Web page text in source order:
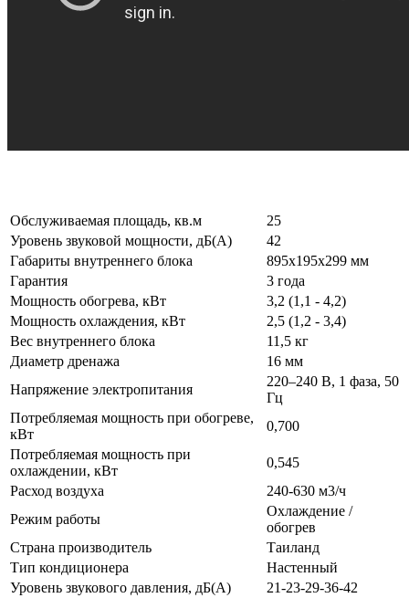
Обслуживаемая площадь, кв.м
25
Уровень звуковой мощности, дБ(А)
42
Габариты внутреннего блока
895х195х299 мм
Гарантия
3 года
Мощность обогрева, кВт
3,2 (1,1 - 4,2)
Мощность охлаждения, кВт
2,5 (1,2 - 3,4)
Вес внутреннего блока
11,5 кг
Диаметр дренажа
16 мм
Напряжение электропитания
220–240 B, 1 фаза, 50
Гц
Потребляемая мощность при обогреве,
кВт
0,700
Потребляемая мощность при
охлаждении, кВт
0,545
Расход воздуха
240-630 м3/ч
Режим работы
Охлаждение /
обогрев
Страна производитель
Таиланд
Тип кондиционера
Настенный
Уровень звукового давления, дБ(А)
21-23-29-36-42